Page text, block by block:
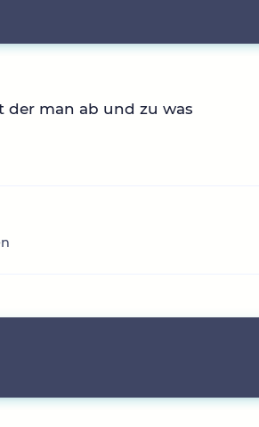
der man ab und zu was